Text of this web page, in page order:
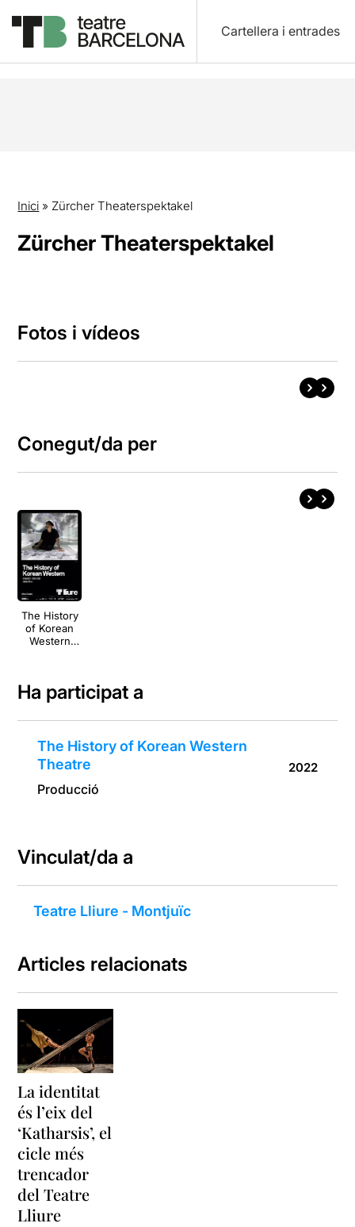
Cartellera i entrades
Inici » Zürcher Theaterspektakel
Zürcher Theaterspektakel
Fotos i vídeos
Conegut/da per
The History
of Korean
Western
Ha participat a
The History of Korean Western
Theatre
Producció
2022
Vinculat/da a
Teatre Lliure - Montjuïc
Articles relacionats
La identitat
és l’eix del
‘Katharsis’, el
cicle més
trencador
del Teatre
Lliure